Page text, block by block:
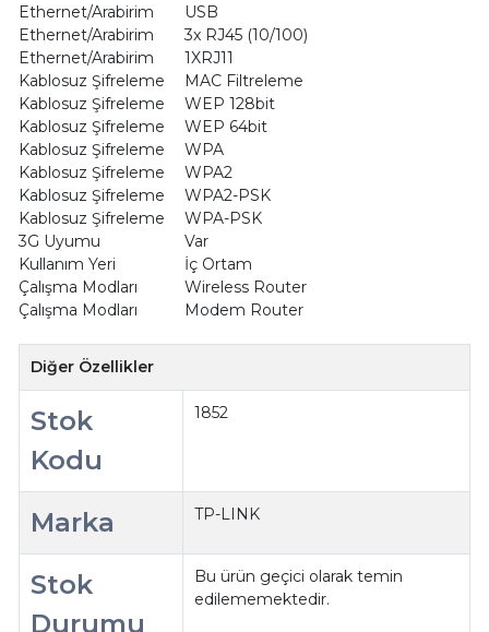
Ethernet/Arabirim
USB
Ethernet/Arabirim
3x RJ45 (10/100)
Ethernet/Arabirim
1XRJ11
Kablosuz Şifreleme
MAC Filtreleme
Kablosuz Şifreleme
WEP 128bit
Kablosuz Şifreleme
WEP 64bit
Kablosuz Şifreleme
WPA
Kablosuz Şifreleme
WPA2
Kablosuz Şifreleme
WPA2-PSK
Kablosuz Şifreleme
WPA-PSK
3G Uyumu
Var
Kullanım Yeri
İç Ortam
Çalışma Modları
Wireless Router
Çalışma Modları
Modem Router
Diğer Özellikler
Stok
Kodu
1852
Marka TP-LINK
Stok
Durumu
Bu ürün geçici olarak temin
edilememektedir.